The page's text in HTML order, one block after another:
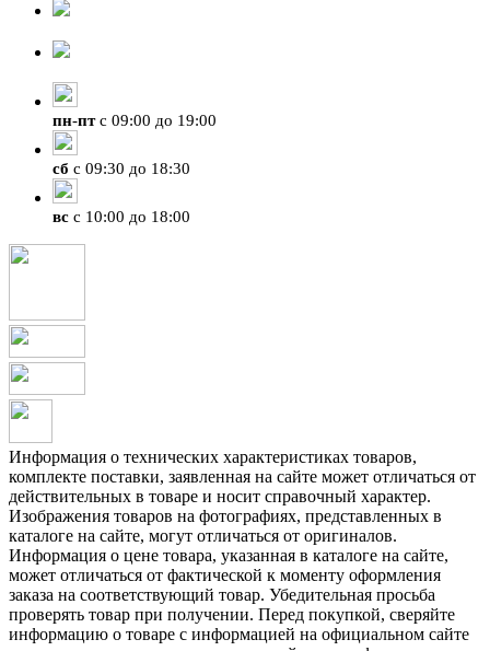
пн-птс 09:00 до 19:00
сб с 09:30 до 18:30
вс с 10:00 до 18:00
Информация о технических характеристиках товаров,
комплекте поставки, заявленная на сайте может отличаться от
действительных в товаре и носит справочный характер.
Изображения товаров на фотографиях, представленных в
каталоге на сайте, могут отличаться от оригиналов.
Информация о цене товара, указанная в каталоге на сайте,
может отличаться от фактической к моменту оформления
заказа на соответствующий товар. Убедительная просьба
проверять товар при получении. Перед покупкой, сверяйте
информацию о товаре с информацией на официальном сайте